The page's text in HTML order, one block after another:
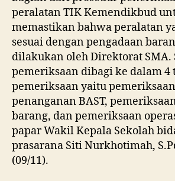
peralatan TIK Kemendikbud
memastikan bahwa peralatan
sesuai dengan pengadaan
dilakukan oleh Direktorat SMA.
pemeriksaan dibagi ke dalam 4
pemeriksaan yaitu
penanganan BAST,
barang, dan pemeriksaan
papar Wakil Kepala Sekolah
prasarana Siti Nurkhotimah,
(09/11).